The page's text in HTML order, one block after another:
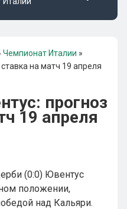
Чемпионат Италии »
на матч 19 апреля
прогноз
19 апреля
(0:0) Ювентус
положении,
над Кальяри.